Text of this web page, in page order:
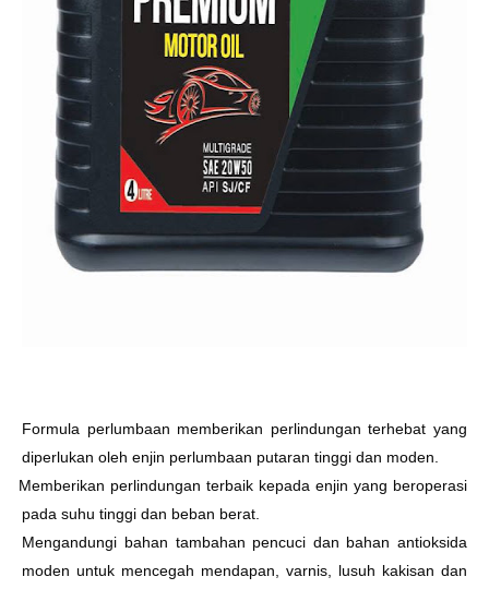
Formula perlumbaan memberikan perlindungan terhebat yang
diperlukan oleh enjin perlumbaan putaran tinggi dan moden.
Memberikan perlindungan terbaik kepada enjin yang beroperasi
pada suhu tinggi dan beban berat.
Mengandungi bahan tambahan pencuci dan bahan antioksida
moden untuk mencegah mendapan, varnis, lusuh kakisan dan